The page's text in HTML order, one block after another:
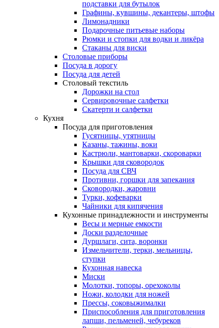
подставки для бутылок
Графины, кувшины, декантеры, штофы
Лимонадники
Подарочные питьевые наборы
Рюмки и стопки для водки и ликёра
Стаканы для виски
Столовые приборы
Посуда в дорогу
Посуда для детей
Столовый текстиль
Дорожки на стол
Сервировочные салфетки
Скатерти и салфетки
Кухня
Посуда для приготовления
Гусятницы, утятницы
Казаны, тажины, воки
Кастрюли, мантоварки, скороварки
Крышки для сковородок
Посуда для СВЧ
Противни, горшки для запекания
Сковородки, жаровни
Турки, кофеварки
Чайники для кипячения
Кухонные принадлежности и инструменты
Весы и мерные емкости
Доски разделочные
Дуршлаги, сита, воронки
Измельчители, терки, мельницы,
ступки
Кухонная навеска
Миски
Молотки, топоры, орехоколы
Ножи, колодки для ножей
Прессы, соковыжималки
Приспособления для приготовления
лапши, пельменей, чебуреков